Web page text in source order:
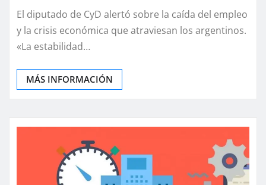
El diputado de CyD alertó sobre la caída del empleo
y la crisis económica que atraviesan los argentinos.
«La estabilidad…
MÁS INFORMACIÓN